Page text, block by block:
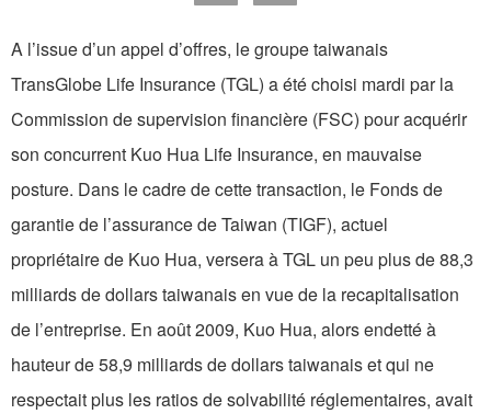
A l’issue d’un appel d’offres, le groupe taiwanais
TransGlobe Life Insurance (TGL) a été choisi mardi par la
Commission de supervision financière (FSC) pour acquérir
son concurrent Kuo Hua Life Insurance, en mauvaise
posture. Dans le cadre de cette transaction, le Fonds de
garantie de l’assurance de Taiwan (TIGF), actuel
propriétaire de Kuo Hua, versera à TGL un peu plus de 88,3
milliards de dollars taiwanais en vue de la recapitalisation
de l’entreprise. En août 2009, Kuo Hua, alors endetté à
hauteur de 58,9 milliards de dollars taiwanais et qui ne
respectait plus les ratios de solvabilité réglementaires, avait